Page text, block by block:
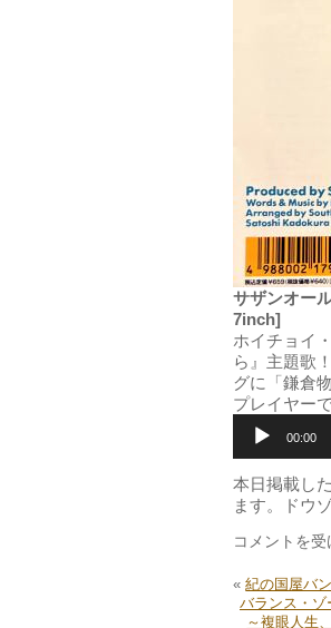
サザンオー
7inch]
ホイチョイ
ら』主題歌
グに「鎌倉
プレイヤー
プ
レ
ー
ヤ
00:00
本日掲載し
ます。ドウ
不
げ
コメントを
«紀の国屋バ
バランス・ゾ
～複眼人生